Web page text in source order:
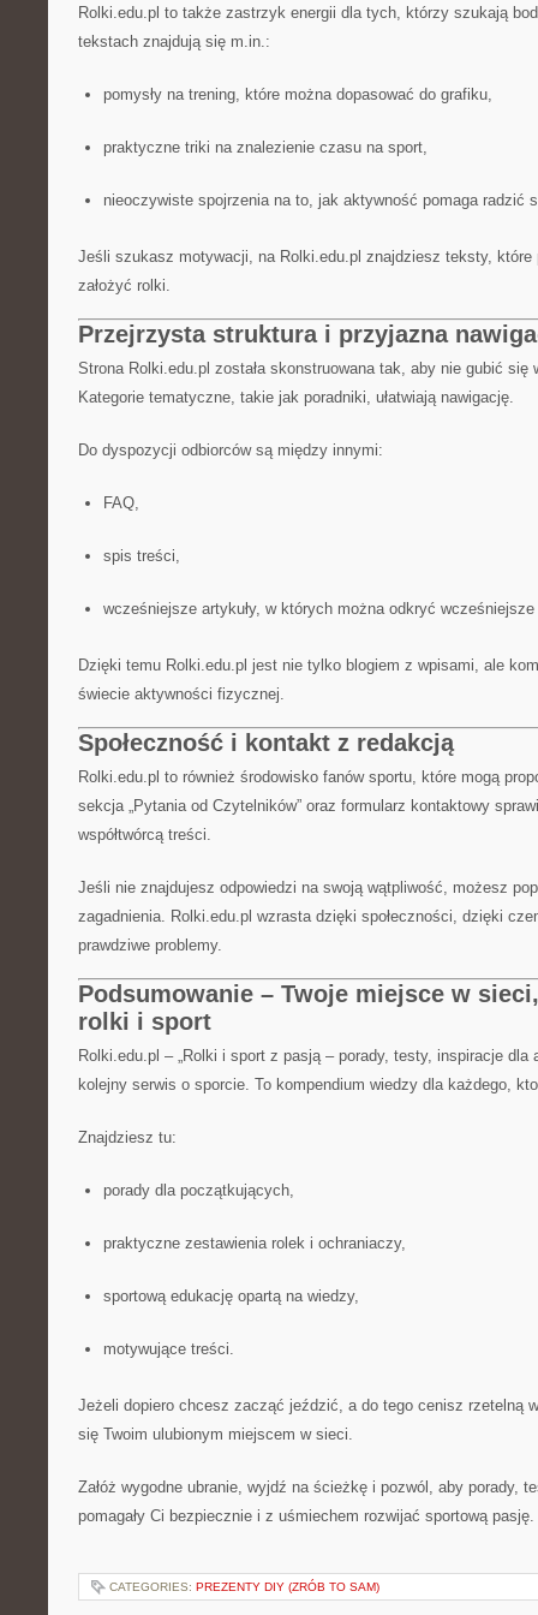
Rolki.edu.pl to także zastrzyk energii dla tych, którzy szukają
tekstach znajdują się m.in.:
pomysły na trening, które można dopasować do grafiku,
praktyczne triki na znalezienie czasu na sport,
nieoczywiste spojrzenia na to, jak aktywność pomaga radzić
Jeśli szukasz motywacji, na Rolki.edu.pl znajdziesz teksty, które
założyć rolki.
Przejrzysta struktura i przyjazna
Strona Rolki.edu.pl została skonstruowana tak, aby nie gubić się
Kategorie tematyczne, takie jak poradniki, ułatwiają nawigację.
Do dyspozycji odbiorców są między innymi:
FAQ,
spis treści,
wcześniejsze artykuły, w których można odkryć
Dzięki temu Rolki.edu.pl jest nie tylko blogiem z wpisami, ale
świecie aktywności fizycznej.
Społeczność i kontakt z redakcją
Rolki.edu.pl to również środowisko fanów sportu, które mogą
sekcja „Pytania od Czytelników” oraz formularz kontaktowy
współtwórcą treści.
Jeśli nie znajdujesz odpowiedzi na swoją wątpliwość, możesz
zagadnienia. Rolki.edu.pl wzrasta dzięki społeczności, dzięki
prawdziwe problemy.
Podsumowanie – Twoje miejsce w
rolki i sport
Rolki.edu.pl – „Rolki i sport z pasją – porady, testy, inspiracje dla
kolejny serwis o sporcie. To kompendium wiedzy dla każdego,
Znajdziesz tu:
porady dla początkujących,
praktyczne zestawienia rolek i ochraniaczy,
sportową edukację opartą na wiedzy,
motywujące treści.
Jeżeli dopiero chcesz zacząć jeździć, a do tego cenisz rzetelną
się Twoim ulubionym miejscem w sieci.
Załóż wygodne ubranie, wyjdź na ścieżkę i pozwól, aby porady,
pomagały Ci bezpiecznie i z uśmiechem rozwijać sportową pasję.
CATEGORIES: PREZENTY DIY (ZRÓB TO SAM)